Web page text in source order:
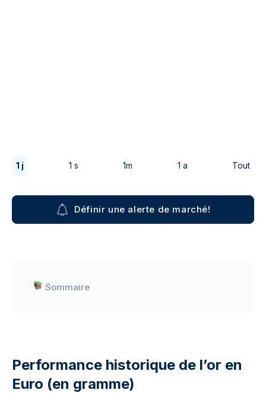
1 j 1 s 1m 1 a Tout
Définir une alerte de marché!
Sommaire
Performance historique de l’or en
Euro (en gramme)